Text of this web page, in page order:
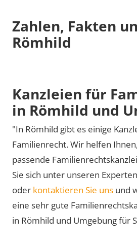
Zahlen, Fakten
Römhild
Kanzleien für
in Römhild und
"In Römhild gibt es einige
Familienrecht. Wir helfen
passende
Sie sich unter unseren
oder kontaktieren Sie uns und
eine sehr gute
in Römhild und Umgebung für